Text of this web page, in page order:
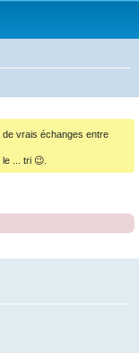
vrais échanges entre
... tri 😉.